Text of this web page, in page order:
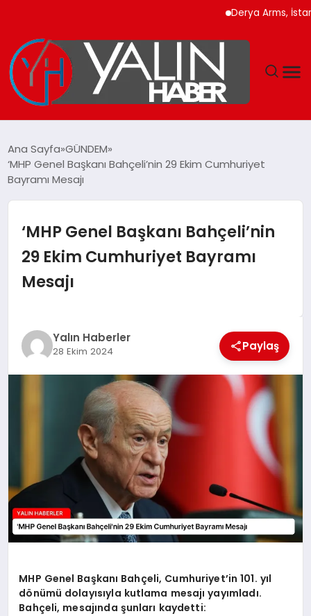
Derya Arms,
YAŞAM
TEKNOLOJİ
Ana Sayfa GÜNDEM
‘MHP Genel Başkanı Bahçeli’nin 29 Ekim Cumhuriyet
Bayramı Mesajı
‘MHP Genel Başkanı Bahçeli’nin
29 Ekim Cumhuriyet Bayramı
Mesajı
Yalın Haberler
28 Ekim 2024 Paylaş
MHP Genel Başkanı Bahçeli, Cumhuriyet’in 101. yıl
dönümü dolayısıyla kutlama mesajı yayımladı.
Bahçeli, mesajında şunları kaydetti: